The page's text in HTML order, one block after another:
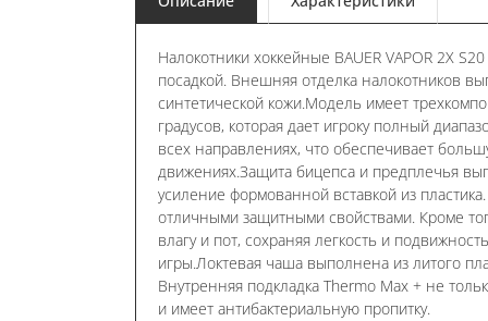
Налокотники хоккейные BAUER VAPOR 2X
посадкой. Внешняя отделка налокотников
синтетической кожи.Модель имеет
градусов, которая дает игроку полный
всех направлениях, что обеспечивает
движениях.Защита бицепса и предплечья
усиление формованной вставкой из
отличными защитными свойствами. Кроме
влагу и пот, сохраняя легкость и
игры.Локтевая чаша выполнена из литого
Внутренняя подкладка Thermo Max + не
и имеет антибактериальную пропитку.